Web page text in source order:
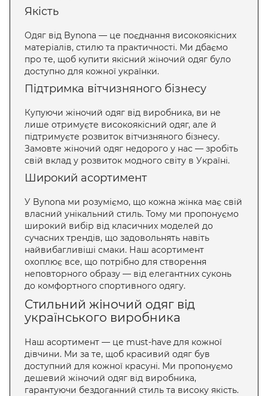
Якість
Одяг від Bynona — це поєднання високоякісних
матеріалів, стилю та практичності. Ми дбаємо
про те, щоб купити якісний жіночий одяг було
доступно для кожної українки.
Підтримка вітчизняного бізнесу
Купуючи жіночий одяг від виробника, ви не
лише отримуєте високоякісний одяг, але й
підтримуєте розвиток вітчизняного бізнесу.
Замовте жіночий одяг недорого у нас — зробіть
свій вклад у розвиток модного світу в Україні.
Широкий асортимент
У Bynona ми розуміємо, що кожна жінка має свій
власний унікальний стиль. Тому ми пропонуємо
широкий вибір від класичних моделей до
сучасних трендів, що задовольнять навіть
найвибагливіші смаки. Наш асортимент
охоплює все, що потрібно для створення
неповторного образу — від елегантних суконь
до комфортного спортивного одягу.
Стильний жіночий одяг від
українського виробника
Наш асортимент — це must-have для кожної
дівчини. Ми за те, щоб красивий одяг був
доступний для кожної красуні. Ми пропонуємо
дешевий жіночий одяг від виробника,
гарантуючи бездоганний стиль та високу якість.